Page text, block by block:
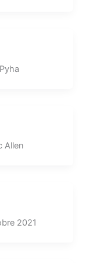
Allen
2021